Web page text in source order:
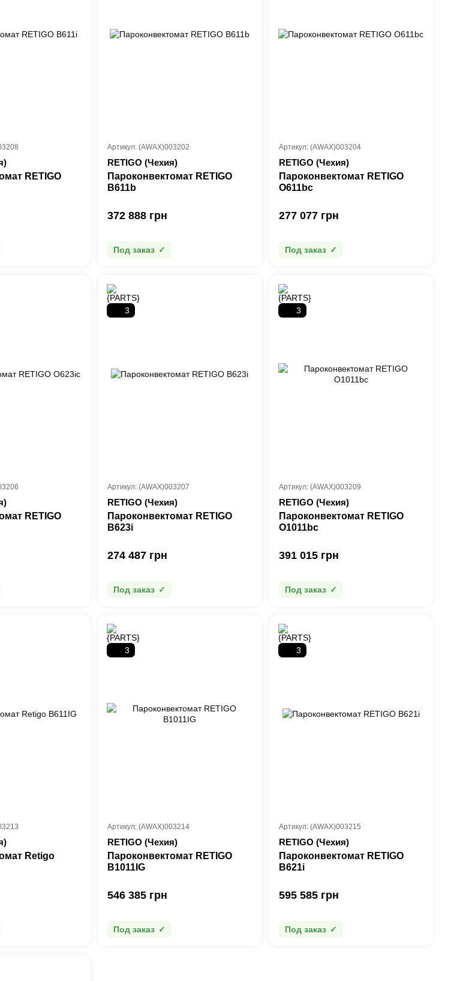
RETIGO
Артикул: (AWAX)003202
RETIGO (Чехия)
Пароконвектомат RETIGO
B611b
372 888 грн
Под заказ
Артикул: (AWAX)003204
RETIGO (Чехия)
Пароконвектомат RETIGO
О611bc
277 077 грн
Под заказ
RETIGO
3
Артикул: (AWAX)003207
RETIGO (Чехия)
Пароконвектомат RETIGO
B623i
274 487 грн
Под заказ
3
Артикул: (AWAX)003209
RETIGO (Чехия)
Пароконвектомат RETIGO
О1011bc
391 015 грн
Под заказ
Retigo
3
Артикул: (AWAX)003214
RETIGO (Чехия)
Пароконвектомат RETIGO
B1011IG
546 385 грн
Под заказ
3
Артикул: (AWAX)003215
RETIGO (Чехия)
Пароконвектомат RETIGO
B621i
595 585 грн
Под заказ